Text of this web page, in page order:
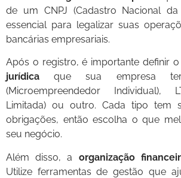
de um CNPJ (Cadastro Nacional da
essencial para legalizar suas
bancárias empresariais.
Após o registro, é importante definir
jurídica que sua empresa
(Microempreendedor Individual),
Limitada) ou outro. Cada tipo tem
obrigações, então escolha o que
seu negócio.
Além disso, a organização
Utilize ferramentas de gestão que